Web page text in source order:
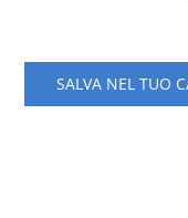
SALVA NEL TUO